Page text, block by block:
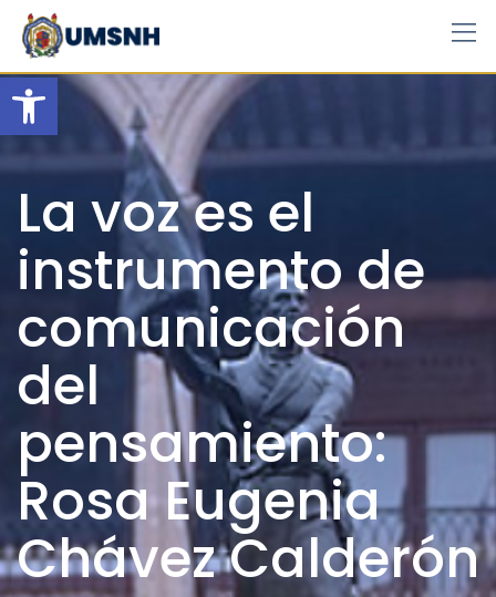
Open toolbar
Skip
content
La voz es el
instrumento de
comunicación
del
pensamiento:
Rosa Eugenia
Chávez Calderón